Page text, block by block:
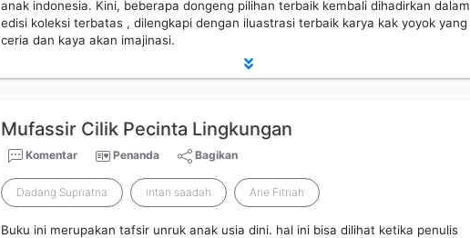
anak indonesia. Kini, beberapa dongeng pilihan terbaik kembali dihadirkan dalam
edisi koleksi terbatas , dilengkapi dengan iluastrasi terbaik karya kak yoyok yang
ceria dan kaya akan imajinasi.
Mufassir Cilik Pecinta Lingkungan
Komentar Penanda Bagikan
Dadang Supriatna intan saadah Arie Fitriah
Buku ini merupakan tafsir unruk anak usia dini. hal ini bisa dilihat ketika penulis